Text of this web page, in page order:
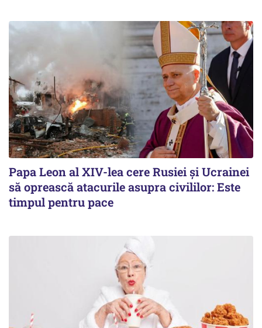
Papa Leon al XIV-lea cere Rusiei și Ucrainei
să oprească atacurile asupra civililor: Este
timpul pentru pace